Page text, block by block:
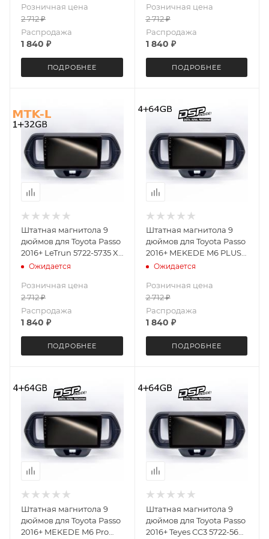
Розничная цена
2 712₽
Распродажа
1 840 ₽
ПОДРОБНЕЕ
Розничная цена
2 712₽
Распродажа
1 840 ₽
ПОДРОБНЕЕ
Штатная магнитола 9
дюймов для Toyota Passo
2016+ LeTrun 5722-5735 XY
Android 8 8227L 1+32 Gb
Ожидается
Розничная цена
2 712₽
Распродажа
1 840 ₽
ПОДРОБНЕЕ
Штатная магнитола 9
дюймов для Toyota Passo
2016+ MEKEDE M6 PLUS
5722-5701 экран 2K
Ожидается
Розничная цена
2 712₽
Распродажа
1 840 ₽
ПОДРОБНЕЕ
Штатная магнитола 9
дюймов для Toyota Passo
2016+ MEKEDE M6 Pro
Штатная магнитола 9
дюймов для Toyota Passo
2016+ Teyes CC3 5722-5602